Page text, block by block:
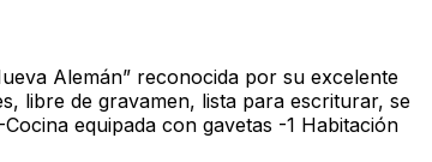
Alemán” reconocida por su excelente
libre de gravamen, lista para escriturar, se
equipada con gavetas -1 Habitación